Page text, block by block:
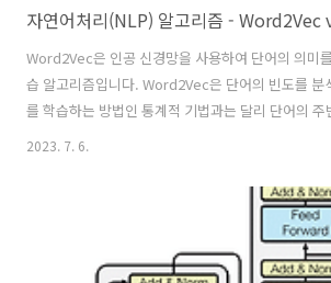
Word2Vec은 인공 신경망을 사용하여 단어의 의미
습 알고리즘입니다. Word2Vec은 단어의 빈도를 분
를 학습하는 방법인 통계적 기법과는 달리 단어의
단어의 의미를 학습합니다. 단어의 의미를 파악하는
gram 방식은 특정 단어(target word)를 기준으로
단어를 예측하는 방식입니다. 예를 들어, "집"이라는
"사람", "마당", "주소"와 같은 단어를 예측합니다.
CBOW(Continuous Bag of Words) 방식입니다.
2023. 7. 6.